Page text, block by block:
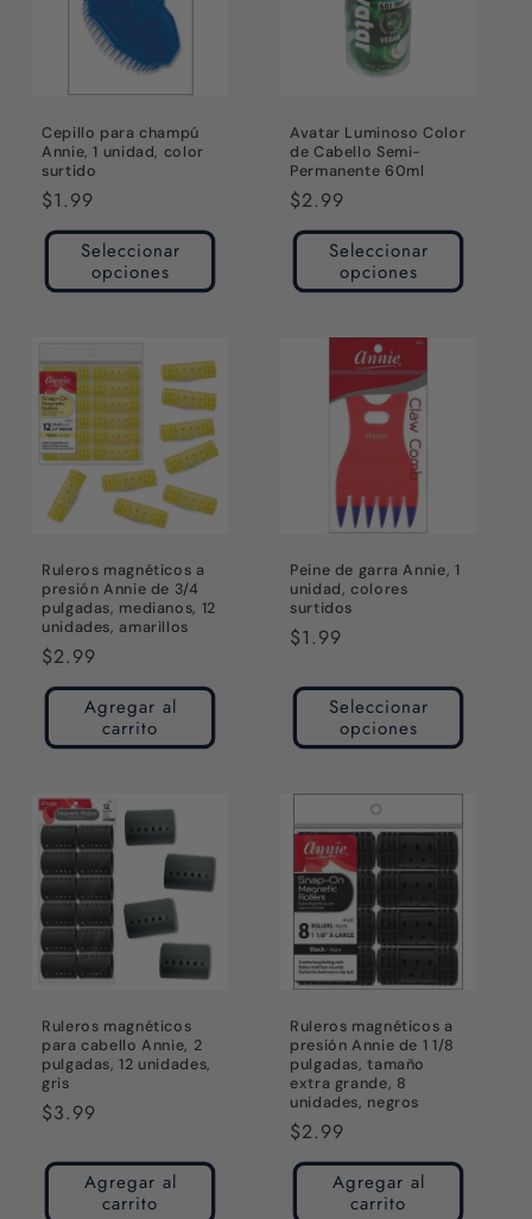
Cepillo para champú
Annie, 1 unidad, color
surtido
Precio
habitual
$1.99
Seleccionar
opciones
Avatar Luminoso Color
de Cabello Semi-
Permanente 60ml
Precio
habitual
$2.99
Seleccionar
opciones
Ruleros magnéticos a
presión Annie de 3/4
pulgadas, medianos, 12
unidades, amarillos
Precio
habitual
$2.99
Agregar al
carrito
Peine de garra Annie, 1
unidad, colores
surtidos
Precio
$1.99
Seleccionar
opciones
Ruleros magnéticos
para cabello Annie, 2
pulgadas, 12 unidades,
gris
Precio
$3.99
Agregar al
carrito
Ruleros magnéticos a
presión Annie de 1 1/8
pulgadas, tamaño
extra grande, 8
unidades, negros
Precio
habitual
$2.99
Agregar al
carrito